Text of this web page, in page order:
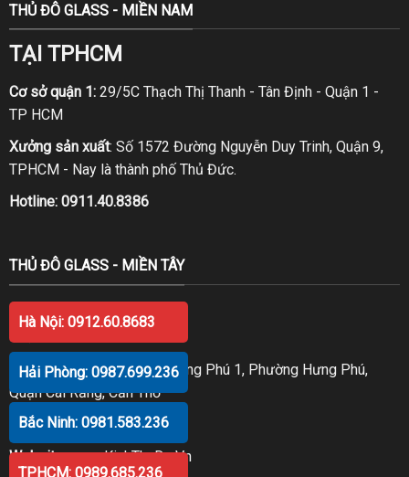
THỦ ĐÔ GLASS - MIỀN NAM
TẠI TPHCM
Cơ sở quận 1:29/5C Thạch Thị Thanh - Tân Định - Quận 1 -
TP HCM
Xưởng sản xuất: Số 1572 Đường Nguyễn Duy Trinh, Quận 9,
TPHCM - Nay là thành phố Thủ Đức.
Hotline: 0911.40.8386
THỦ ĐÔ GLASS - MIỀN TÂY
TẠI CẦN THƠ
Số 98 Trần Văn Trà, KDC Hưng Phú 1, Phường Hưng Phú,
Quận Cái Răng, Cần Thơ
Hotline:0914.20.8386
Website:www.KinhThuDo.Vn
Hà Nội: 0912.60.8683
Hải Phòng: 0987.699.236
Bắc Ninh: 0981.583.236
TPHCM: 0989.685.236